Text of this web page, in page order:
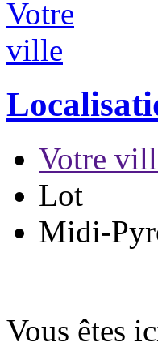
Votre
Lot
Midi-
Vous êtes